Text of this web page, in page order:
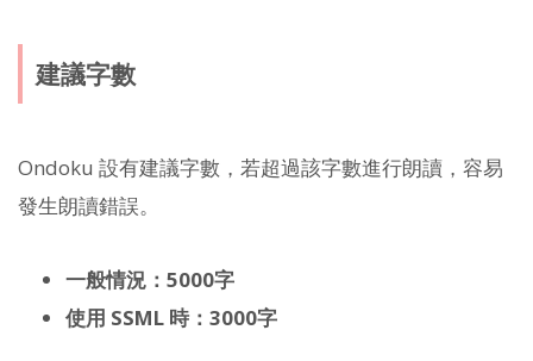
建議字數
Ondoku 設有建議字數，若超過該字數進行朗讀，容易
發生朗讀錯誤。
一般情況：5000字
使用 SSML 時：3000字